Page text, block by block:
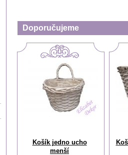
Doporučujeme
Košík jedno ucho
menší